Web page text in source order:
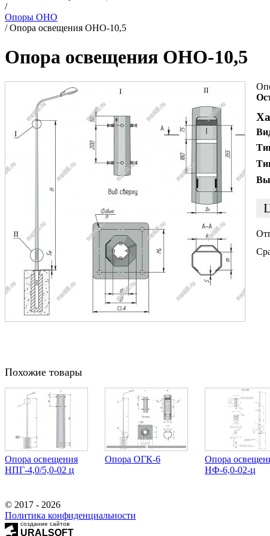
/
Опоры ОНО
/Опора освещения ОНО-10,5
Опора освещения ОНО-10,5
Похожие товары
Опора освещения
НПГ-4,0/5,0-02 ц
Опора ОГК-6
Опора
НФ-6,0-02-ц
© 2017 - 2026
Политика конфиденциальности
создание сайтов
URALSOFT